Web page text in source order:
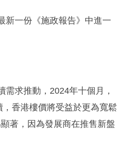
新一份《施政報告》中進一
求推動，2024年十個月，
香港樓價將受益於更為寬鬆
著，因為發展商在推售新盤